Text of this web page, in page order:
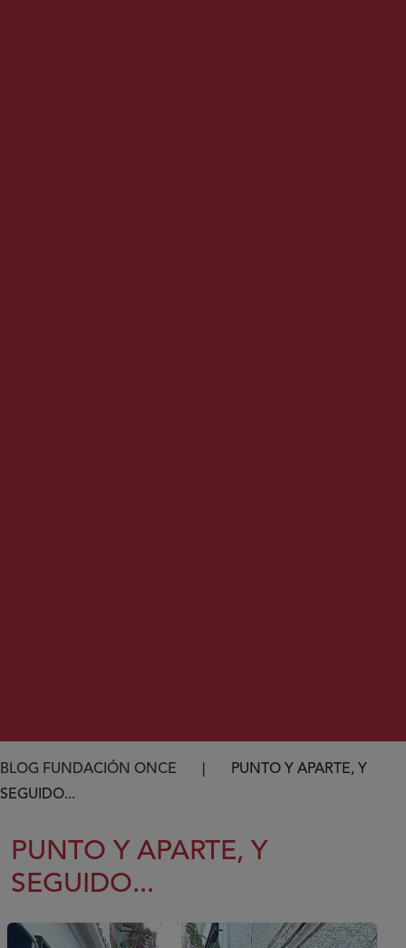
Ruta de navegación
BLOG FUNDACIÓN ONCE
PUNTO Y APARTE, Y
SEGUIDO...
PUNTO Y APARTE, Y
SEGUIDO...